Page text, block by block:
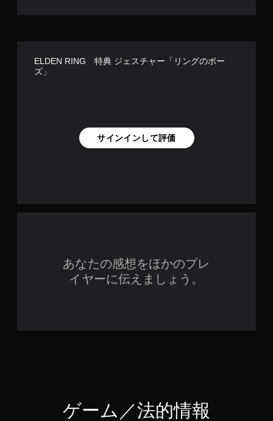
ELDEN RING 特典 ジェスチャー「リングのポー
ズ」
サインインして評価
あなたの感想をほかのプレ
イヤーに伝えましょう。
ゲーム／法的情報